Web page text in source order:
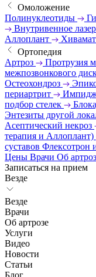
Омоложение
Полинуклеотиды
Внутривенное
Аллоплант
Хивамат
Ортопедия
Артроз
Протрузия
межпозвонкового
Остеохондроз
периартрит
подбор стелек
Энтезиты другой
Асептический некроз
терапия и Аллоплант)
суставов Флексотрон
Цены Врачи Об
Записаться на прием
Везде
Везде
Врачи
Об артрозе
Услуги
Видео
Новости
Статьи
Блог